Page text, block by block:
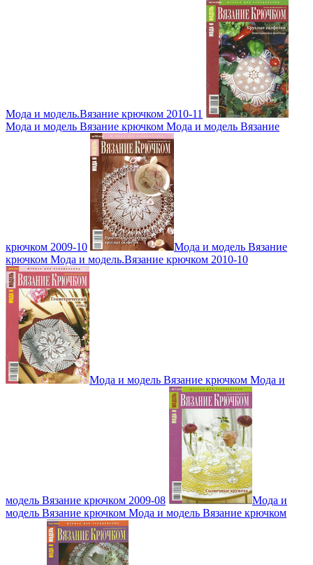
Мода и модель.Вязание крючком 2010-11
Мода и модель Вязание крючком Мода и модель Вязание
крючком 2009-10
Мода и модель Вязание
крючком Мода и модель.Вязание крючком 2010-10
Мода и модель Вязание крючком Мода и
модель Вязание крючком 2009-08
Мода и
модель Вязание крючком Мода и модель Вязание крючком